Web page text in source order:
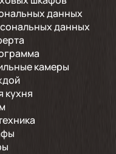
данных
данных
камеры
кухня